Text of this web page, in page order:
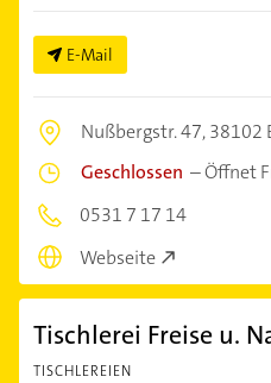
E-Mail
Nußbergstr. 47,38102
Geschlossen –Öffnet
0531 7 17 14
Webseite
Tischlerei Freise u.
TISCHLEREIEN